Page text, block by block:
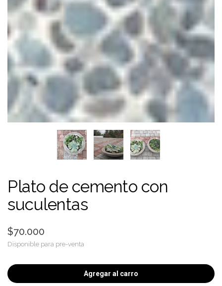
Plato de cemento con
suculentas
$70.000
Disponible para pre-venta
Agregar al carro